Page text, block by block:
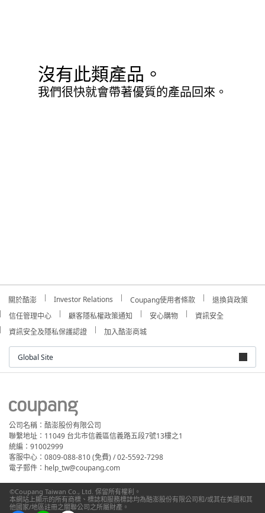
沒有此類產品。
我們很快就會帶著優質的產品回來。
關於酷澎 Investor Relations Coupang使用者條款
退換貨政策
信任管理中心
顧客隱私權政策通知 安心購物
資訊安全
資訊安全及隱私保護認證
加入酷澎商城
Global Site
公司名稱：酷澎股份有限公司
聯繫地址：11049 台北市信義區信義路五段7號13樓之1
統編：91002999
客服中心：0809-088-810 (免費) / 02-5592-7298
電子郵件：help_tw@coupang.com
©Coupang Taiwan Co., Ltd. 保留所有權利。
本網站上顯示的所有商標、標誌和服務標誌均為酷澎股份有限公司和/或其在美國和其
他國家/地區註冊之關聯公司之所屬財產。